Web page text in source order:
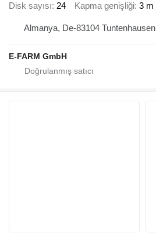
Disk sayısı 24 Kapma genişliği 3 m
Almanya, De-83104 Tuntenhausen
E-FARM GmbH